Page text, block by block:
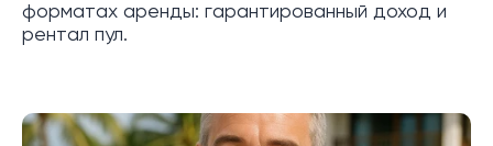
форматах аренды: гарантированный доход и
рентал пул.